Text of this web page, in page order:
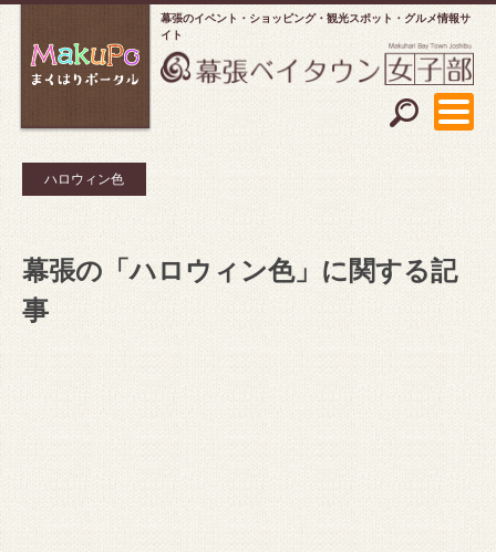
幕張のイベント・ショッピング
観光スポット・グルメ情報サ
イト
ハロウィン色
幕張の「ハロウィン色」に関する記
事